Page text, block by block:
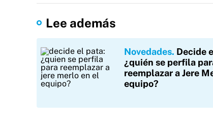
Lee además
Novedades Decide
¿quién se perfila
reemplazar a Jere
equipo?